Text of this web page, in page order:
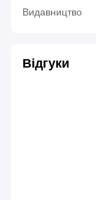
Видавництво
Відгуки